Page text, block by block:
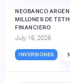
NEOBANCO
MILLONES DE
FINANCIERO
July 16, 2026
INVERSIONES